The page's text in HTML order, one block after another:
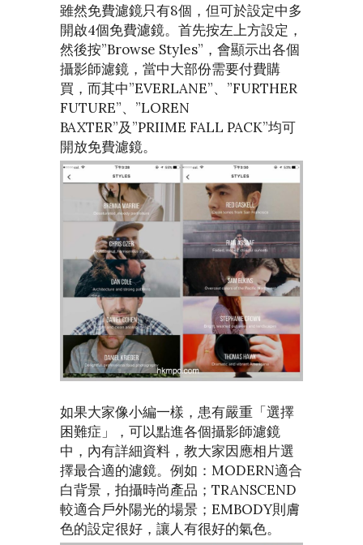
雖然免費濾鏡只有8個，但可於設定中多
開啟4個免費濾鏡。首先按左上方設定，
然後按”Browse Styles”，會顯示出各個
攝影師濾鏡，當中大部份需要付費購
買，而其中”EVERLANE”、”FURTHER
FUTURE”、”LOREN
BAXTER”及”PRIIME FALL PACK”均可
開放免費濾鏡。
如果大家像小編一樣，患有嚴重「選擇
困難症」，可以點進各個攝影師濾鏡
中，內有詳細資料，教大家因應相片選
擇最合適的濾鏡。例如：MODERN適合
白背景，拍攝時尚產品；TRANSCEND
較適合戶外陽光的場景；EMBODY則膚
色的設定很好，讓人有很好的氣色。